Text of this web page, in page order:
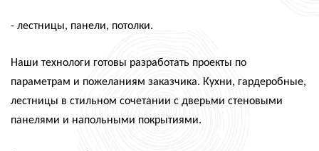
- лестницы, панели, потолки.
Наши технологи готовы разработать проекты по
параметрам и пожеланиям заказчика. Кухни, гардеробные,
лестницы в стильном сочетании с дверьми стеновыми
панелями и напольными покрытиями.